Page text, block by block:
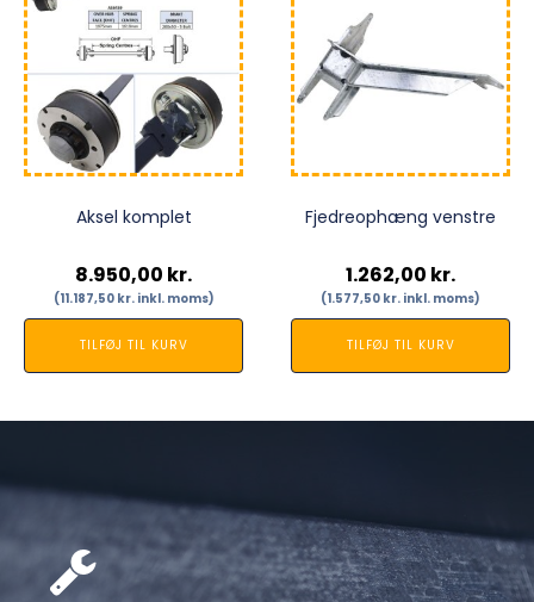
Aksel komplet
8.950,00 kr.
(11.187,50 kr.inkl. moms)
TILFØJ TIL KURV
Fjedreophæng venstre
1.262,00 kr.
(1.577,50 kr. inkl. moms)
TILFØJ TIL KURV